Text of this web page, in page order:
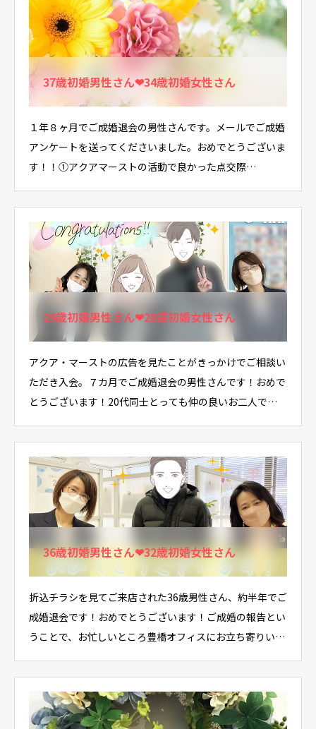
37歳初婚男性さん❤34歳初婚女性さん
１年８ヶ月でご成婚退会の男性さんです。メールでご成婚
アンケートを送ってくださいました。おめでとうございま
す！！①アクアマーストの活動で良かった点交際…
29歳初婚男性さん❤28歳初婚女性さん
アクア・マーストの広告を見たことがきっかけでご相談い
ただき入会。７カ月でご成婚退会の男性さんです！おめで
とうございます！20代同士とっても仲の良いお二人で…
36歳初婚男性さん❤32歳初婚女性さん
折込チラシを見てご来店された36歳男性さん、約半年でご
成婚退会です！おめでとうございます！ご成婚の報告とい
うことで、お忙しいところ豊橋オフィスにお立ち寄りい…